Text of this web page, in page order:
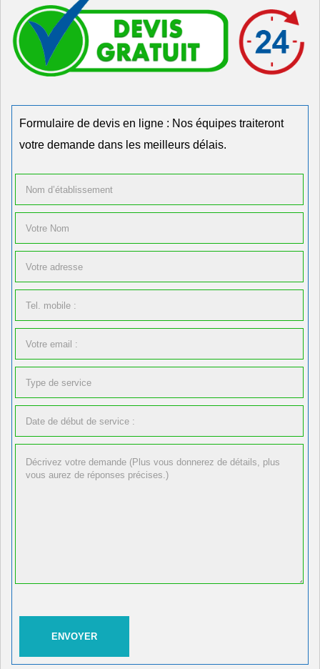
Formulaire de devis en ligne : Nos équipes traiteront
votre demande dans les meilleurs délais.